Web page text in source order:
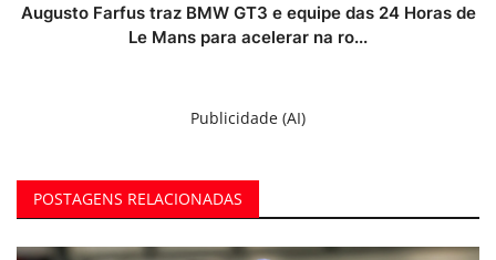
Augusto Farfus traz BMW GT3 e equipe das 24 Horas de
Le Mans para acelerar na ro...
Publicidade (AI)
POSTAGENS RELACIONADAS